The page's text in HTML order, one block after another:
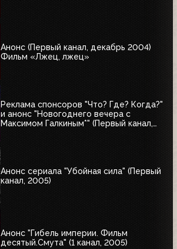
Анонс (Первый канал, декабрь 2004)
Фильм «Лжец, лжец»
Реклама спонсоров "Что? Где? Когда?"
и анонс "Новогоднего вечера с
Максимом Галкиным*" (Первый канал,
Анонс сериала "Убойная сила" (Первый
канал, 2005)
Анонс "Гибель империи. Фильм
десятый.Смута" (1 канал, 2005)